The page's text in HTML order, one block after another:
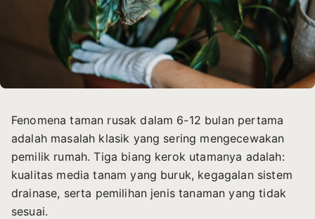
Fenomena taman rusak dalam 6-12 bulan pertama
adalah masalah klasik yang sering mengecewakan
pemilik rumah. Tiga biang kerok utamanya adalah:
kualitas media tanam yang buruk, kegagalan sistem
drainase, serta pemilihan jenis tanaman yang tidak
sesuai.